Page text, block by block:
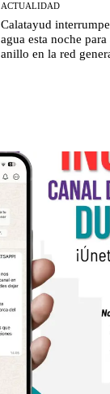
ACTUALIDAD
Calatayud
agua esta noche
anillo en la red